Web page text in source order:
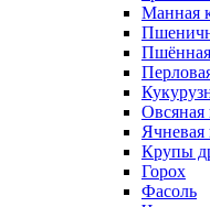
Манная
Овсяная
Ячневая
Крупы
Горох
Фасоль